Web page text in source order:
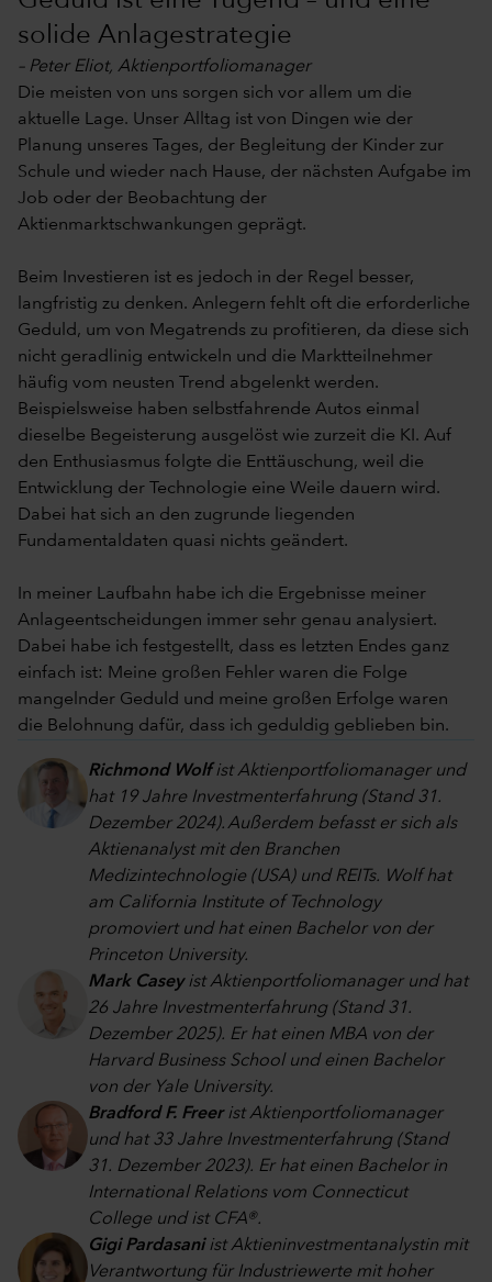
solide Anlagestrategie
– Peter Eliot, Aktienportfoliomanager
Die meisten von uns sorgen sich vor allem um die
aktuelle Lage. Unser Alltag ist von Dingen wie der
Planung unseres Tages, der Begleitung der Kinder zur
Schule und wieder nach Hause, der nächsten Aufgabe im
Job oder der Beobachtung der
Aktienmarktschwankungen geprägt.
Beim Investieren ist es jedoch in der Regel besser,
langfristig zu denken. Anlegern fehlt oft die erforderliche
Geduld, um von Megatrends zu profitieren, da diese sich
nicht geradlinig entwickeln und die Marktteilnehmer
häufig vom neusten Trend abgelenkt werden.
Beispielsweise haben selbstfahrende Autos einmal
dieselbe Begeisterung ausgelöst wie zurzeit die KI. Auf
den Enthusiasmus folgte die Enttäuschung, weil die
Entwicklung der Technologie eine Weile dauern wird.
Dabei hat sich an den zugrunde liegenden
Fundamentaldaten quasi nichts geändert.
In meiner Laufbahn habe ich die Ergebnisse meiner
Anlageentscheidungen immer sehr genau analysiert.
Dabei habe ich festgestellt, dass es letzten Endes ganz
einfach ist: Meine großen Fehler waren die Folge
mangelnder Geduld und meine großen Erfolge waren
die Belohnung dafür, dass ich geduldig geblieben bin.
Richmond Wolfist Aktienportfoliomanager und
hat 19 Jahre Investmenterfahrung (Stand 31.
Dezember 2024). Außerdem befasst er sich als
Aktienanalyst mit den Branchen
Medizintechnologie (USA) und REITs. Wolf hat
am California Institute of Technology
promoviert und hat einen Bachelor von der
Princeton University.
Mark Caseyist Aktienportfoliomanager und hat
26 Jahre Investmenterfahrung (Stand 31.
Dezember 2025). Er hat einen MBA von der
Harvard Business School und einen Bachelor
von der Yale University.
Bradford F. Freerist Aktienportfoliomanager
und hat 33 Jahre Investmenterfahrung (Stand
31. Dezember 2023). Er hat einen Bachelor in
International Relations vom Connecticut
College und ist CFA®.
Gigi Pardasaniist Aktieninvestmentanalystin mit
Verantwortung für Industriewerte mit hoher